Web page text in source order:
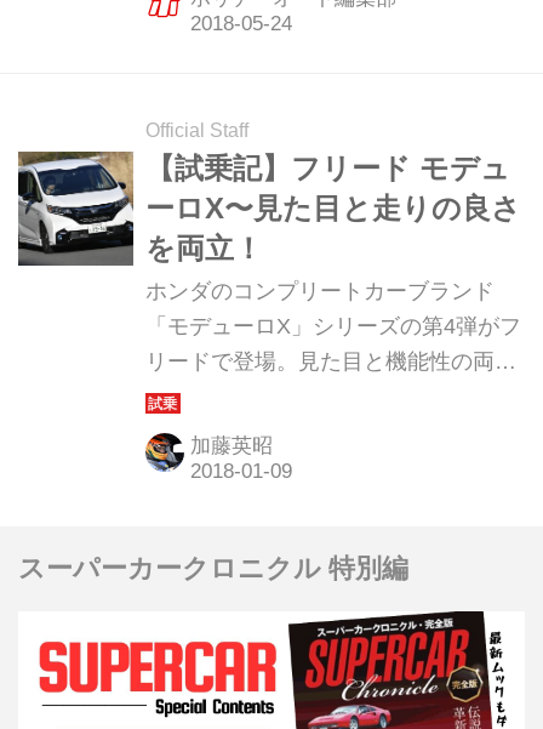
Official Staff
【試乗記】フリード モデュ
ーロX〜見た目と走りの良さ
を両立！
ホンダのコンプリートカーブランド
「モデューロX」シリーズの第4弾がフ
リードで登場。見た目と機能性の両立
はフリードでも実現されているのか？
加藤英昭
スーパーカークロニクル 特別編